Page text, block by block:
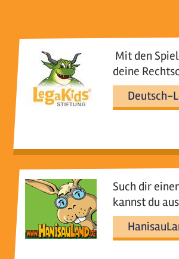
Mit den
deine
Deutsch-
Such dir
kannst du